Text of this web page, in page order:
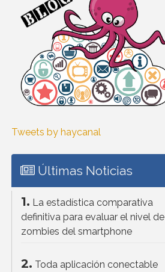
Tweets by haycanal
Últimas Noticias
1. La estadística comparativa
definitiva para evaluar el nivel de
zombies del smartphone
2. Toda aplicación conectable